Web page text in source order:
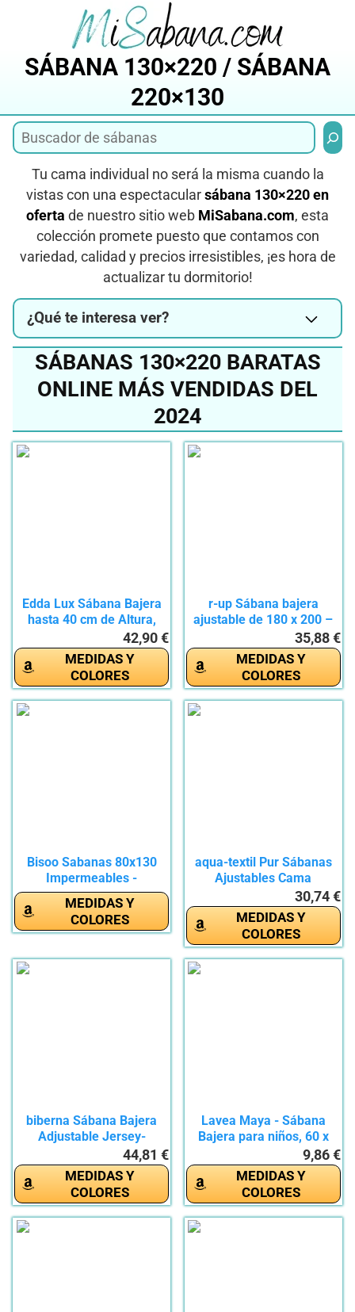
SÁBANA 130×220 / SÁBANA
220×130
Tu cama individual no será la misma cuando la
vistas con una espectacular sábana 130×220 en
oferta de nuestro sitio web MiSabana.com, esta
colección promete puesto que contamos con
variedad, calidad y precios irresistibles, ¡es hora de
actualizar tu dormitorio!
¿Qué te interesa ver?
SÁBANAS 130×220 BARATAS
ONLINE MÁS VENDIDAS DEL
2024
Edda Lux Sábana Bajera
hasta 40 cm de Altura,
42,90 €
MEDIDAS Y
COLORES
r-up Sábana bajera
ajustable de 180 x 200 –
35,88 €
MEDIDAS Y
COLORES
Bisoo Sabanas 80x130
Impermeables -
Protector...
MEDIDAS Y
COLORES
aqua-textil Pur Sábanas
Ajustables Cama
Boxspring...30,74 €
MEDIDAS Y
COLORES
biberna Sábana Bajera
Adjustable Jersey-
44,81 €
MEDIDAS Y
COLORES
Lavea Maya - Sábana
Bajera para niños, 60 x
9,86 €
MEDIDAS Y
COLORES